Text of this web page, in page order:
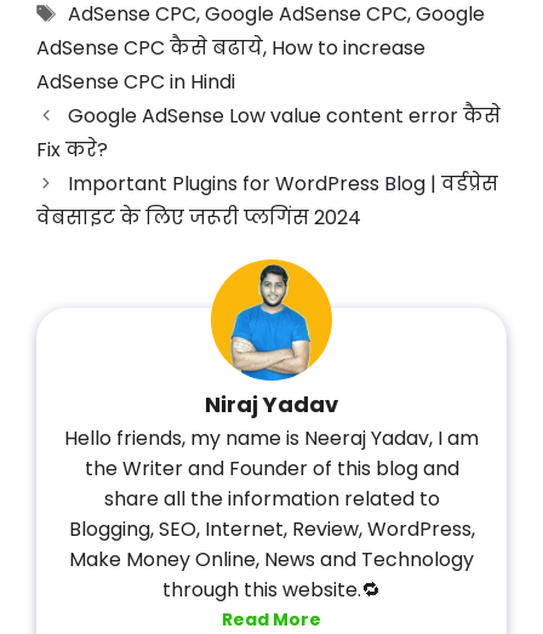
AdSense CPC,Google AdSense CPC,Google
AdSense CPC कैसे बढाये, How to increase
AdSense CPC in Hindi
Google AdSense Low value content error कैसे
Fix करे?
Important Plugins for WordPress Blog | वर्डप्रेस
वेबसाइट के लिए जरूरी प्लगिंस 2024
Niraj Yadav
Hello friends, my name is Neeraj Yadav, I am
the Writer and Founder of this blog and
share all the information related to
Blogging, SEO, Internet, Review, WordPress,
Make Money Online, News and Technology
through this website.🔁
Read More